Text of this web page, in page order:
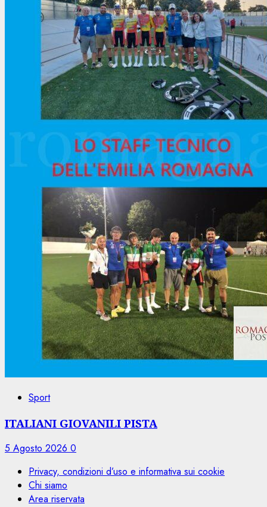
Sport
ITALIANI GIOVANILI PISTA
5 Agosto 2026 0
Privacy, condizioni d’uso e informativa sui cookie
Chi siamo
Area riservata